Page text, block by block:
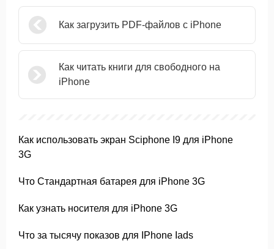
Как загрузить PDF-файлов с iPhone
Как читать книги для свободного на
iPhone
Как использовать экран Sciphone I9 для iPhone
3G
Что Стандартная батарея для iPhone 3G
Как узнать носителя для iPhone 3G
Что за тысячу показов для IPhone Iads